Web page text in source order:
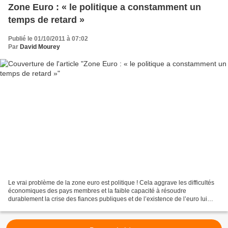
Zone Euro : « le politique a constamment un
temps de retard »
Publié le 01/10/2011 à 07:02
Par David Mourey
Le vrai problème de la zone euro est politique ! Cela aggrave les difficultés
économiques des pays membres et la faible capacité à résoudre
durablement la crise des fiances publiques et de l’existence de l’euro lui